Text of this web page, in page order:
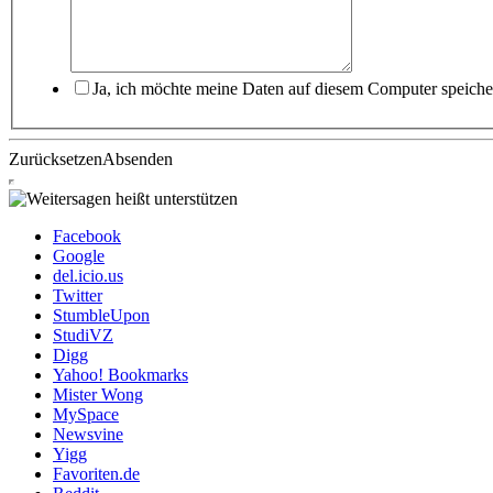
Ja, ich möchte meine Daten auf diesem Computer
ZurücksetzenAbsenden
Facebook
Google
del.icio.us
Twitter
StumbleUpon
StudiVZ
Digg
Yahoo! Bookmarks
Mister Wong
MySpace
Newsvine
Yigg
Favoriten.de